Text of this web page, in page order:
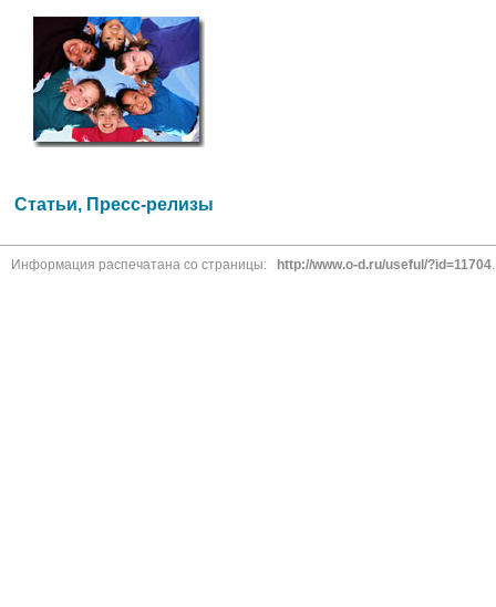
Статьи, Пресс-релизы
Информация распечатана со страницы: http://www.o-d.ru/useful/?id=11704